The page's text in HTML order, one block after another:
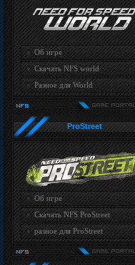
Об игре
Скачать NFS world
Разное для World
ProStreet
Об игре
Скачать NFS ProStreet
разное для ProStreet